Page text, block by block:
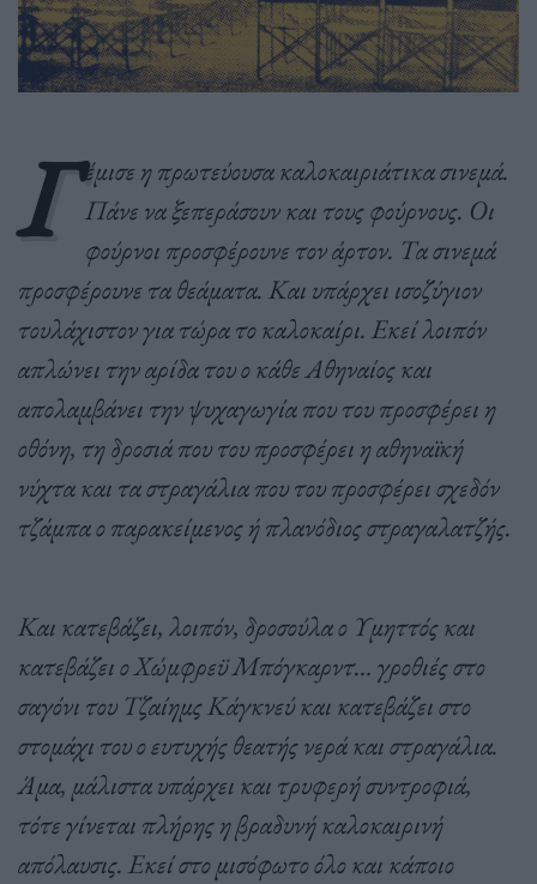
Γ έμισε η πρωτεύουσα καλοκαιριάτικα σινεμά.
Πάνε να ξεπεράσουν και τους φούρνους. Οι
φούρνοι προσφέρουνε τον άρτον. Τα σινεμά
προσφέρουνε τα θεάματα. Και υπάρχει ισοζύγιον
τουλάχιστον για τώρα το καλοκαίρι. Εκεί λοιπόν
απλώνει την αρίδα του ο κάθε Αθηναίος και
απολαμβάνει την ψυχαγωγία που του προσφέρει η
οθόνη, τηδροσιά που του προσφέρει η αθηναϊκή
νύχτα και τα στραγάλια που του προσφέρει σχεδόν
τζάμπαο παρακείμενος ή πλανόδιος στραγαλατζής.
Και κατεβάζει, λοιπόν, δροσούλα ο Υμηττός και
κατεβάζει ο Χώμφρεϋ Μπόγκαρντ… γροθιές στο
σαγόνι του Τζαίημς Κάγκνεύ και κατεβάζει στο
στομάχι του ο ευτυχής θεατής νερά και στραγάλια.
Άμα, μάλιστα υπάρχει και τρυφερή συντροφιά,
τότε γίνεται πλήρης η βραδυνή καλοκαιρινή
απόλαυσις. Εκεί στο μισόφωτο όλο και κάποιο